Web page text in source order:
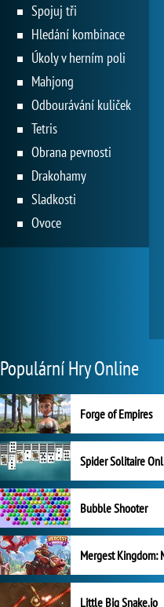
Spojuj tři
Hledání kombinace
Úkoly v herním poli
Mahjong
Odbourávání kuliček
Tetris
Obrana pevnosti
Drakohamy
Sladkosti
Ovoce
Populární Hry Online
Forge of Empires
Spider Solitaire
Bubble Shooter
Little Big Snake.io